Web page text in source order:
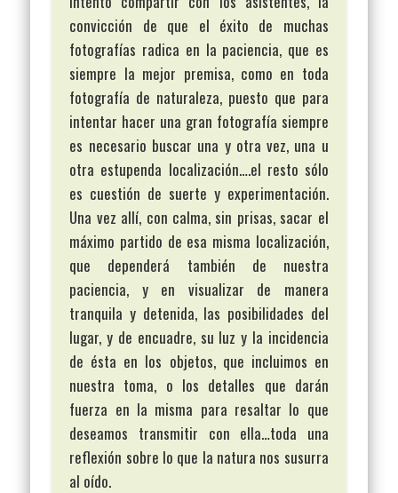
convicción de que el éxito de muchas
fotografías radica en la paciencia, que es
siempre la mejor premisa, como en toda
fotografía de naturaleza, puesto que para
intentar hacer una gran fotografía siempre
es necesario buscar una y otra vez, una u
otra estupenda localización….el resto sólo
es cuestión de suerte y experimentación.
Una vez allí, con calma, sin prisas, sacar el
máximo partido de esa misma localización,
que dependerá también de nuestra
paciencia, y en visualizar de manera
tranquila y detenida, las posibilidades del
lugar, y de encuadre, su luz y la incidencia
de ésta en los objetos, que incluimos en
nuestra toma, o los detalles que darán
fuerza en la misma para resaltar lo que
deseamos transmitir con ella…toda una
reflexión sobre lo que la natura nos susurra
al oído.